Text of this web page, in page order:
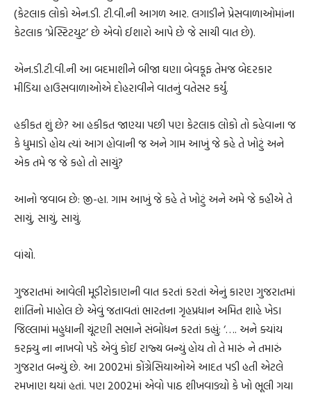
(કેટલાક લોકો એન.ડી. ટી.વી.ની આગળ આર. લગાડીને પ્રેસવાળાઓમાંના
કેટલાક ‘પ્રેસ્ટિટયુટ’ છે એવો ઈશારો આપે છે જે સાચી વાત છે).
એન.ડી.ટી.વી.ની આ બદમાશીને બીજા ઘણા બેવકૂફ તેમજ બેદરકાર
મીડિયા હાઉસવાળાઓએ દોહરાવીને વાતનું વતેસર કર્યું.
હકીકત શું છે? આ હકીકત જાણ્યા પછી પણ કેટલાક લોકો તો કહેવાના જ
કે ધુમાડો હોય ત્યાં આગ હોવાની જ અને ગામ આખું જે કહે તે ખોટું અને
એક તમે જ જે કહો તો સાચું?
આનો જવાબ છે: જી-હા. ગામ આખું જે કહે તે ખોટું અને અમે જે કહીએ તે
સાચું, સાચું, સાચું.
વાંચો.
ગુજરાતમાં આવેલી મૂડીરોકાણની વાત કરતાં કરતાં એનું કારણ ગુજરાતમાં
શાંતિનો માહોલ છે એવું જતાવતાં ભારતના ગૃહપ્રધાન અમિત શાહે ખેડા
જિલ્લામાં મહુધાની ચૂંટણી સભાને સંબોધન કરતાં કહ્યું: ‘…. અને ક્યાંય
કરફ્યુ ના નાખવો પડે એવું કોઈ રાજ્ય બન્યું હોય તો તે મારું ને તમારું
ગુજરાત બન્યું છે. આ 2002માં કોંગ્રેસિયાઓએ આદત પડી હતી એટલે
રમખાણ થયાં હતાં. પણ 2002માં એવો પાઠ શીખવાડ્યો કે ખો ભૂલી ગયા